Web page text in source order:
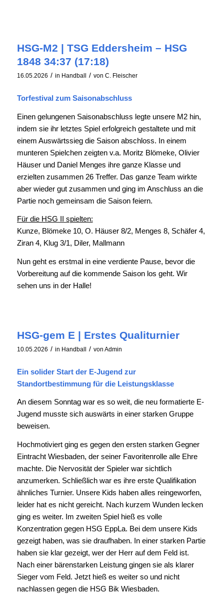
HSG-M2 | TSG Eddersheim – HSG
1848 34:37 (17:18)
16.05.2026 / in Handball / von C. Fleischer
Torfestival zum Saisonabschluss
Einen gelungenen Saisonabschluss legte unsere M2 hin,
indem sie ihr letztes Spiel erfolgreich gestaltete und mit
einem Auswärtssieg die Saison abschloss. In einem
munteren Spielchen zeigten v.a. Moritz Blömeke, Olivier
Häuser und Daniel Menges ihre ganze Klasse und
erzielten zusammen 26 Treffer. Das ganze Team wirkte
aber wieder gut zusammen und ging im Anschluss an die
Partie noch gemeinsam die Saison feiern.
Für die HSG II spielten:
Kunze, Blömeke 10, O. Häuser 8/2, Menges 8, Schäfer 4,
Ziran 4, Klug 3/1, Diler, Mallmann
Nun geht es erstmal in eine verdiente Pause, bevor die
Vorbereitung auf die kommende Saison los geht. Wir
sehen uns in der Halle!
HSG-gem E | Erstes Qualiturnier
10.05.2026 / in Handball / von Admin
Ein solider Start der E-Jugend zur
Standortbestimmung für die Leistungsklasse
An diesem Sonntag war es so weit, die neu formatierte E-
Jugend musste sich auswärts in einer starken Gruppe
beweisen.
Hochmotiviert ging es gegen den ersten starken Gegner
Eintracht Wiesbaden, der seiner Favoritenrolle alle Ehre
machte. Die Nervosität der Spieler war sichtlich
anzumerken. Schließlich war es ihre erste Qualifikation
ähnliches Turnier. Unsere Kids haben alles reingeworfen,
leider hat es nicht gereicht. Nach kurzem Wunden lecken
ging es weiter. Im zweiten Spiel hieß es volle
Konzentration gegen HSG EppLa. Bei dem unsere Kids
gezeigt haben, was sie draufhaben. In einer starken Partie
haben sie klar gezeigt, wer der Herr auf dem Feld ist.
Nach einer bärenstarken Leistung gingen sie als klarer
Sieger vom Feld. Jetzt hieß es weiter so und nicht
nachlassen gegen die HSG Bik Wiesbaden.